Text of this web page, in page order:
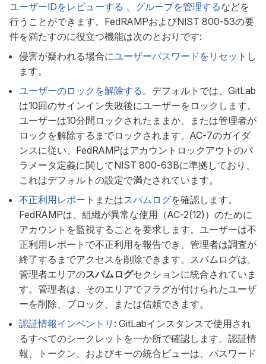
ユーザーIDをレビューする 、 グループを管理するなどを
行うことができます。FedRAMPおよびNIST 800-53の要
件を満たすのに役立つ機能は次のとおりです:
侵害が疑われる場合にユーザーパスワードをリセット し
ます。
ユーザーのロックを解除する。デフォルトでは、GitLab
は10回のサインイン失敗後にユーザーをロックします。
ユーザーは10分間ロックされたままか、または管理者が
ロックを解除するまでロックされます。AC-7のガイダ
ンスに従い、FedRAMPはアカウントロックアウトのパ
ラメータ定義に関してNIST 800-63Bに準拠しており、
これはデフォルトの設定で満たされています。
不正利用レポート またはスパムログを確認します。
FedRAMPは、組織が異常な使用（AC-2(12)）のために
アカウントを監視することを要求します。ユーザーは不
正利用レポートで不正利用を報告でき、管理者は調査が
終了するまでアクセスを削除できます。スパムログは、
管理者エリアのスパムログセクションに統合されていま
す。管理者は、そのエリアでフラグが付けられたユーザ
ーを削除、ブロック、または信頼できます。
認証情報インベントリ : GitLabインスタンスで使用され
るすべてのシークレットを一か所で確認します。認証情
報、トークン、およびキーの統合ビューは、パスワード